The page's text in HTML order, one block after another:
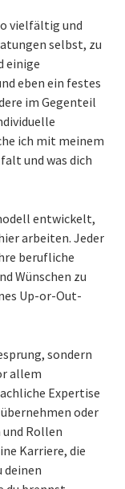
vielfältig und
selbst, zu
einige
eben ein festes
im Gegenteil
ich mit meinem
und was dich
entwickelt,
arbeiten. Jeder
berufliche
Wünschen zu
Up-or-Out-
sondern
allem
Expertise
oder
Rollen
Karriere, die
deinen